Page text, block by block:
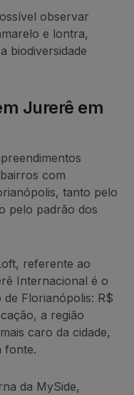
observar
e lontra,
biodiversidade
Jurerê em
com
tanto pelo
pelo padrão dos
referente ao
Internacional é o
Florianópolis: R$
a região
caro da cidade,
fonte.
da MySide,